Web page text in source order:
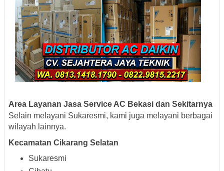
Area Layanan Jasa Service AC Bekasi dan Sekitarnya
Selain melayani Sukaresmi, kami juga melayani berbagai
wilayah lainnya.
Kecamatan Cikarang Selatan
Sukaresmi